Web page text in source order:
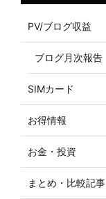
PV/ブログ収益
ブログ月次報告
SIMカード
お得情報
お金・投資
まとめ・比較記事